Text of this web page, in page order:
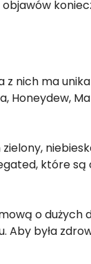
nich ma
Honeydew,
które
o
Aby była